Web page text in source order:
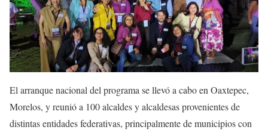
El arranque nacional del programa se llevó a cabo en Oaxtepec,
Morelos, y reunió a 100 alcaldes y alcaldesas provenientes de
distintas entidades federativas, principalmente de municipios con